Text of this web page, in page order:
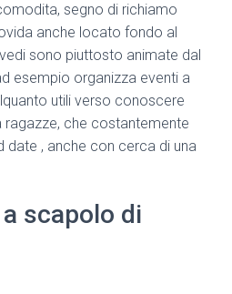
segno di richiamo
anche locato fondo al
sono piuttosto animate dal
esempio organizza eventi a
utili verso conoscere
che costantemente
date , anche con cerca di una
scapolo di